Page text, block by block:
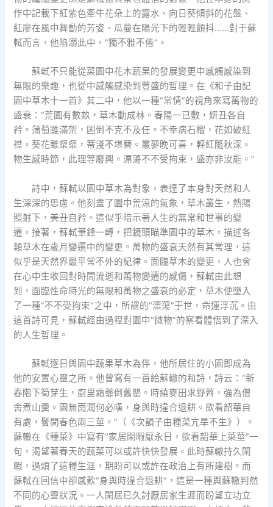
作中記載下紅紫色牽牛花朵上的露水、向日葵傾斜的花盤、
紅廖在風中舞動的芳姿、瓜蔓在陽光下的輕輕顫抖……對于蘇
軾而言，他陷溺此中，“獨不雅不倦”。
蘇軾不只能從菜園中花木蔬果的發展變更中感觸感染到
無限的樂趣，也從中感觸感染到豐盛的哲理。在《和子由記
園中草木十一首》其二中，他以一種“常情”的視角來寫萬物的
盛衰：“荒園有數畝，草木動成林。春陽一已敷，妍丑各自
矜。蒲萄雖滿架，囷倒不克不及任。不幸病石榴，花如破紅
襟。葵花雖粲粲，蒂淺不堪簪。叢蓼晚可喜，輕紅隨秋深。
物生感時節，此理等廢興。漂蕩不不受拘束，盛亦非汝能。”
詩中，蘇軾以園中草木為對象，表達了本身對天然和人
生深深的思慮。他刻畫了園中荒涼的氣象，草木叢生，熱陽
照射下，美丑自矜。這似乎暗示著人生的無常和世事的變
遷。接著，蘇軾筆鋒一轉，把鏡頭瞄準園中的草木，描述各
類草木在歲月變遷中的變更。萬物的盛衰天然有其常理，這
似乎是天然界最平常不外的紀律。面臨草木的變更，人也會
在心中生收回對時間流逝和萬物變遷的感傷，蘇軾由此想
到，面臨性命時光的無限和萬物之盛衰的必定，草木便墮入
了一種“不不受拘束”之中，所謂的“漂蕩”于世，命運浮沉。由
這首詩可見，蘇軾經由過程對園中“微物”的察看體悟到了深入
的人生哲理。
蘇軾逐日與園中蔬果草木為伴，他所居住的小園即成為
他的安置心靈之所。他曾寫有一首給蘇轍的和詩，詩云：“新
春階下筍芽生，廚里霜虀倒舊罌。時繞麥田求野薺，強為僧
舍煮山羹。園無雨潤何必嘆，身與時違合退耕。欲看韶華自
有處，鬢間春色兩三莖。”（《次韻子由種菜亢旱不生》）。
蘇轍在《種菜》中寫有“家居閑暇厭永日，欲看韶華上菜莖”一
句，渴望著春天的蔬菜可以或許快快發展。此時蘇轍持久閑
暇，過煩了這種生涯，期盼可以或許在政治上有所建樹。而
蘇軾在回信中卻感歎“身與時違合退耕”，這是一種與蘇轍判然
不同的心靈狀況。一人閑居已久討厭居家生涯而盼望立功立